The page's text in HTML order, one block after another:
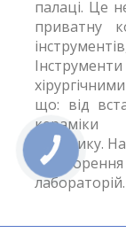
палаці. Це
приватну
що: від
тематику.
лабораторій.
КНОПКА
ЗВ'ЯЗКУ